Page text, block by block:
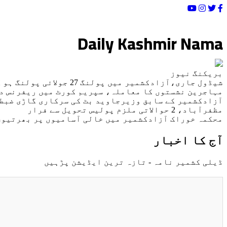
Daily Kashmir Nama
بریکنگ نیوز
شیڈول جاری،آزادکشمیر میں پولنگ 27 جولائی پولنگ ہو گی
مہاجرین نشستوں کا معاملہ، سپریم کورٹ میں ریفرنس
آزادکشمیر کے سابق وزیرجاوید بٹ کی سرکاری گاڑی ضبط
مظفرآباد، 2 حوالاتی ملزم پولیس تحویل سے فرار
محکمہ خوراک آزادکشمیر میں خالی آسامیوں پر
آج کا اخبار
ڈیلی کشمیر نامہ - تازہ ترین ایڈیشن پڑہیں